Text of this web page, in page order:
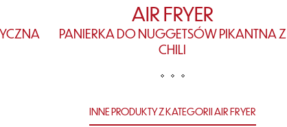
AIR FRYER
PANIERKA DO NUGGETSÓW PIKANTNA Z
CHILI
INNE PRODUKTY Z KATEGORII AIR FRYER